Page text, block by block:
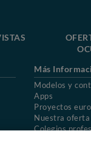
Más
Modelos y
Apps
Proyectos
Nuestra oferta
Colegios